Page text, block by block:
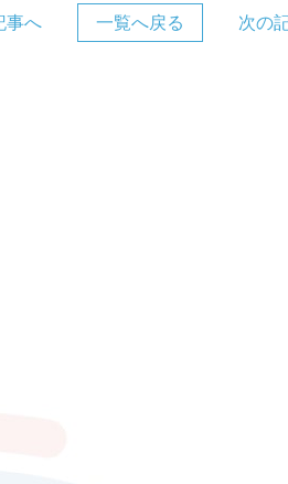
事へ 一覧へ戻る 次の